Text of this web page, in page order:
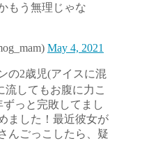
もう無理じゃな
May 4, 2021
の2歳児(アイスに混
流してもお腹に力こ
っと完敗してまし
ました！最近彼女が
んごっこしたら、疑